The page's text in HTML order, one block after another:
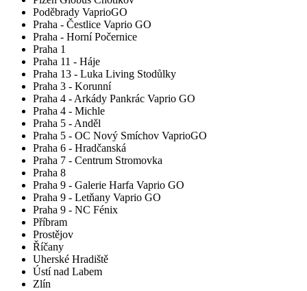
Poděbrady VaprioGO
Praha - Čestlice Vaprio GO
Praha - Horní Počernice
Praha 1
Praha 11 - Háje
Praha 13 - Luka Living Stodůlky
Praha 3 - Korunní
Praha 4 - Arkády Pankrác Vaprio GO
Praha 4 - Michle
Praha 5 - Anděl
Praha 5 - OC Nový Smíchov VaprioGO
Praha 6 - Hradčanská
Praha 7 - Centrum Stromovka
Praha 8
Praha 9 - Galerie Harfa Vaprio GO
Praha 9 - Letňany Vaprio GO
Praha 9 - NC Fénix
Příbram
Prostějov
Říčany
Uherské Hradiště
Ústí nad Labem
Zlín